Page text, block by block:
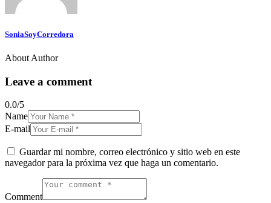
SoniaSoyCorredora
About Author
Leave a comment
0.0/5
Name
E-mail
Guardar mi nombre, correo electrónico y sitio web en este
navegador para la próxima vez que haga un comentario.
Comment